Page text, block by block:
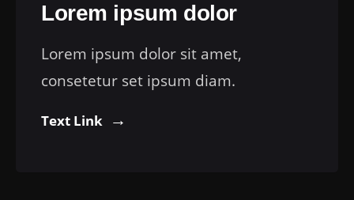
Lorem ipsum dolor
Lorem ipsum dolor sit amet,
consetetur set ipsum diam.
Text Link